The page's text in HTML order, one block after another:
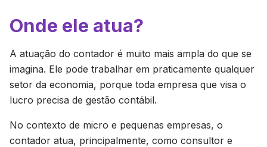
Onde ele atua?
A atuação do contador é muito mais ampla do que se
imagina. Ele pode trabalhar em praticamente qualquer
setor da economia, porque toda empresa que visa o
lucro precisa de gestão contábil.
No contexto de micro e pequenas empresas, o
contador atua, principalmente, como consultor e